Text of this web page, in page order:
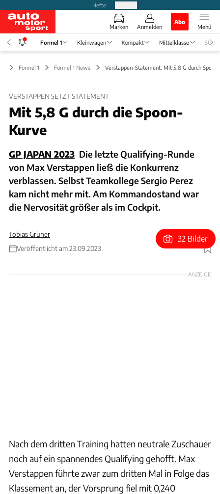
Hefte
Marken Anmelden
Abo
Menü
Formel 1 Kleinwagen Kompakt Mittelklasse SUV
Formel 1 Formel 1 News Verstappen-Statement: Mit 5,8 G durch Spoon
VERSTAPPEN SETZT STATEMENT
Mit 5,8 G durch die Spoon-
Kurve
GP JAPAN 2023 Die letzte Qualifying-Runde
von Max Verstappen ließ die Konkurrenz
verblassen. Selbst Teamkollege Sergio Perez
kam nicht mehr mit. Am Kommandostand war
die Nervosität größer als im Cockpit.
Tobias Grüner
Veröffentlicht am 23.09.2023
Foto: Red Bull
32 Bilder
ANZEIGE
Nach dem dritten Training hatten neutrale Zuschauer
noch auf ein spannendes Qualifying gehofft. Max
Verstappen führte zwar zum dritten Mal in Folge das
Klassement an, der Vorsprung fiel mit 0,240